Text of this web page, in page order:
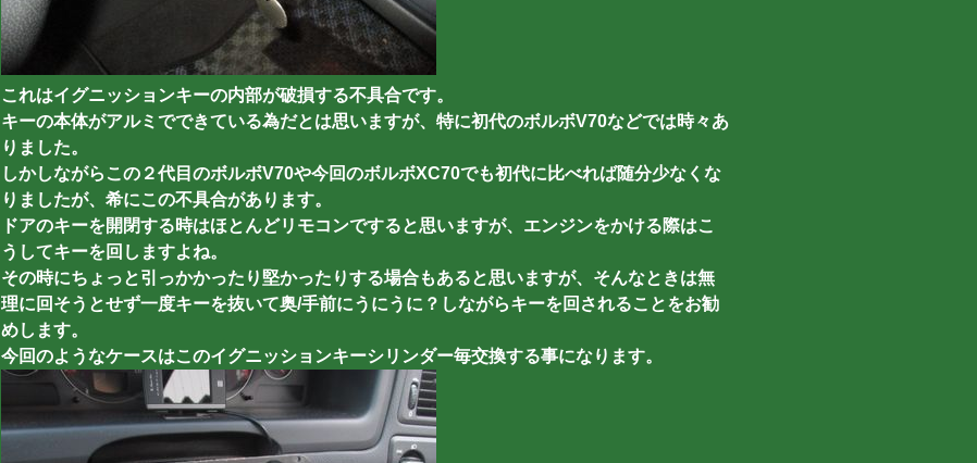
これはイグニッションキーの内部が破損する不具合です。
キーの本体がアルミでできている為だとは思いますが、特に初代のボルボV70などでは時々あ
りました。
しかしながらこの２代目のボルボV70や今回のボルボXC70でも初代に比べれば随分少なくな
りましたが、希にこの不具合があります。
ドアのキーを開閉する時はほとんどリモコンですると思いますが、エンジンをかける際はこ
うしてキーを回しますよね。
その時にちょっと引っかかったり堅かったりする場合もあると思いますが、そんなときは無
理に回そうとせず一度キーを抜いて奥/手前にうにうに？しながらキーを回されることをお勧
めします。
今回のようなケースはこのイグニッションキーシリンダー毎交換する事になります。